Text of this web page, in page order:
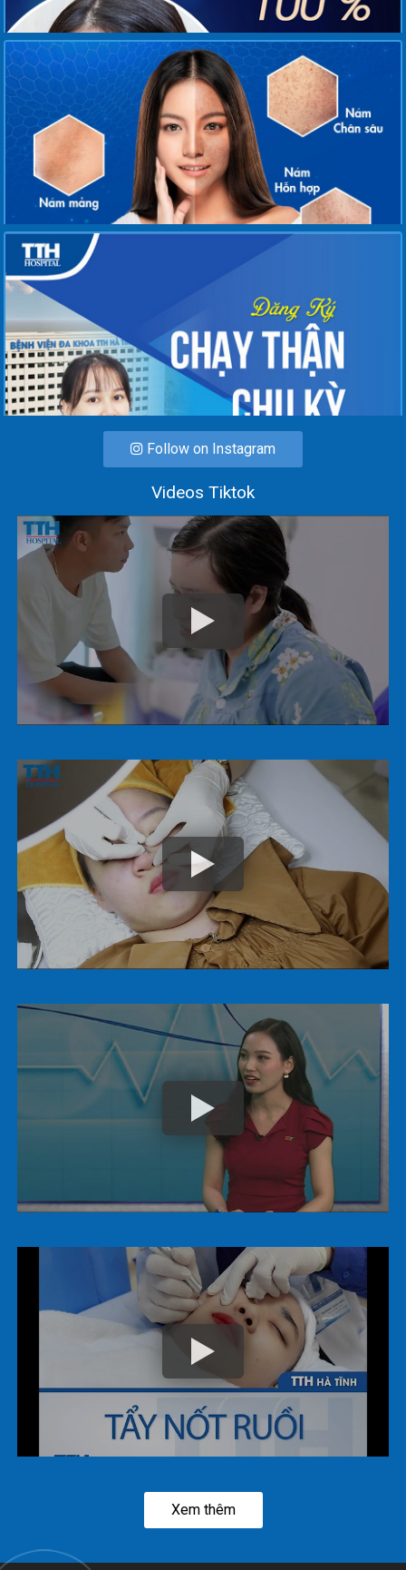
Follow on Instagram
Videos Tiktok
Xem thêm